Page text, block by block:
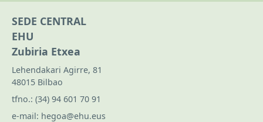
SEDE CENTRAL
EHU
Zubiria Etxea
Lehendakari Agirre, 81
48015 Bilbao
tfno.: (34) 94 601 70 91
e-mail: hegoa@ehu.eus